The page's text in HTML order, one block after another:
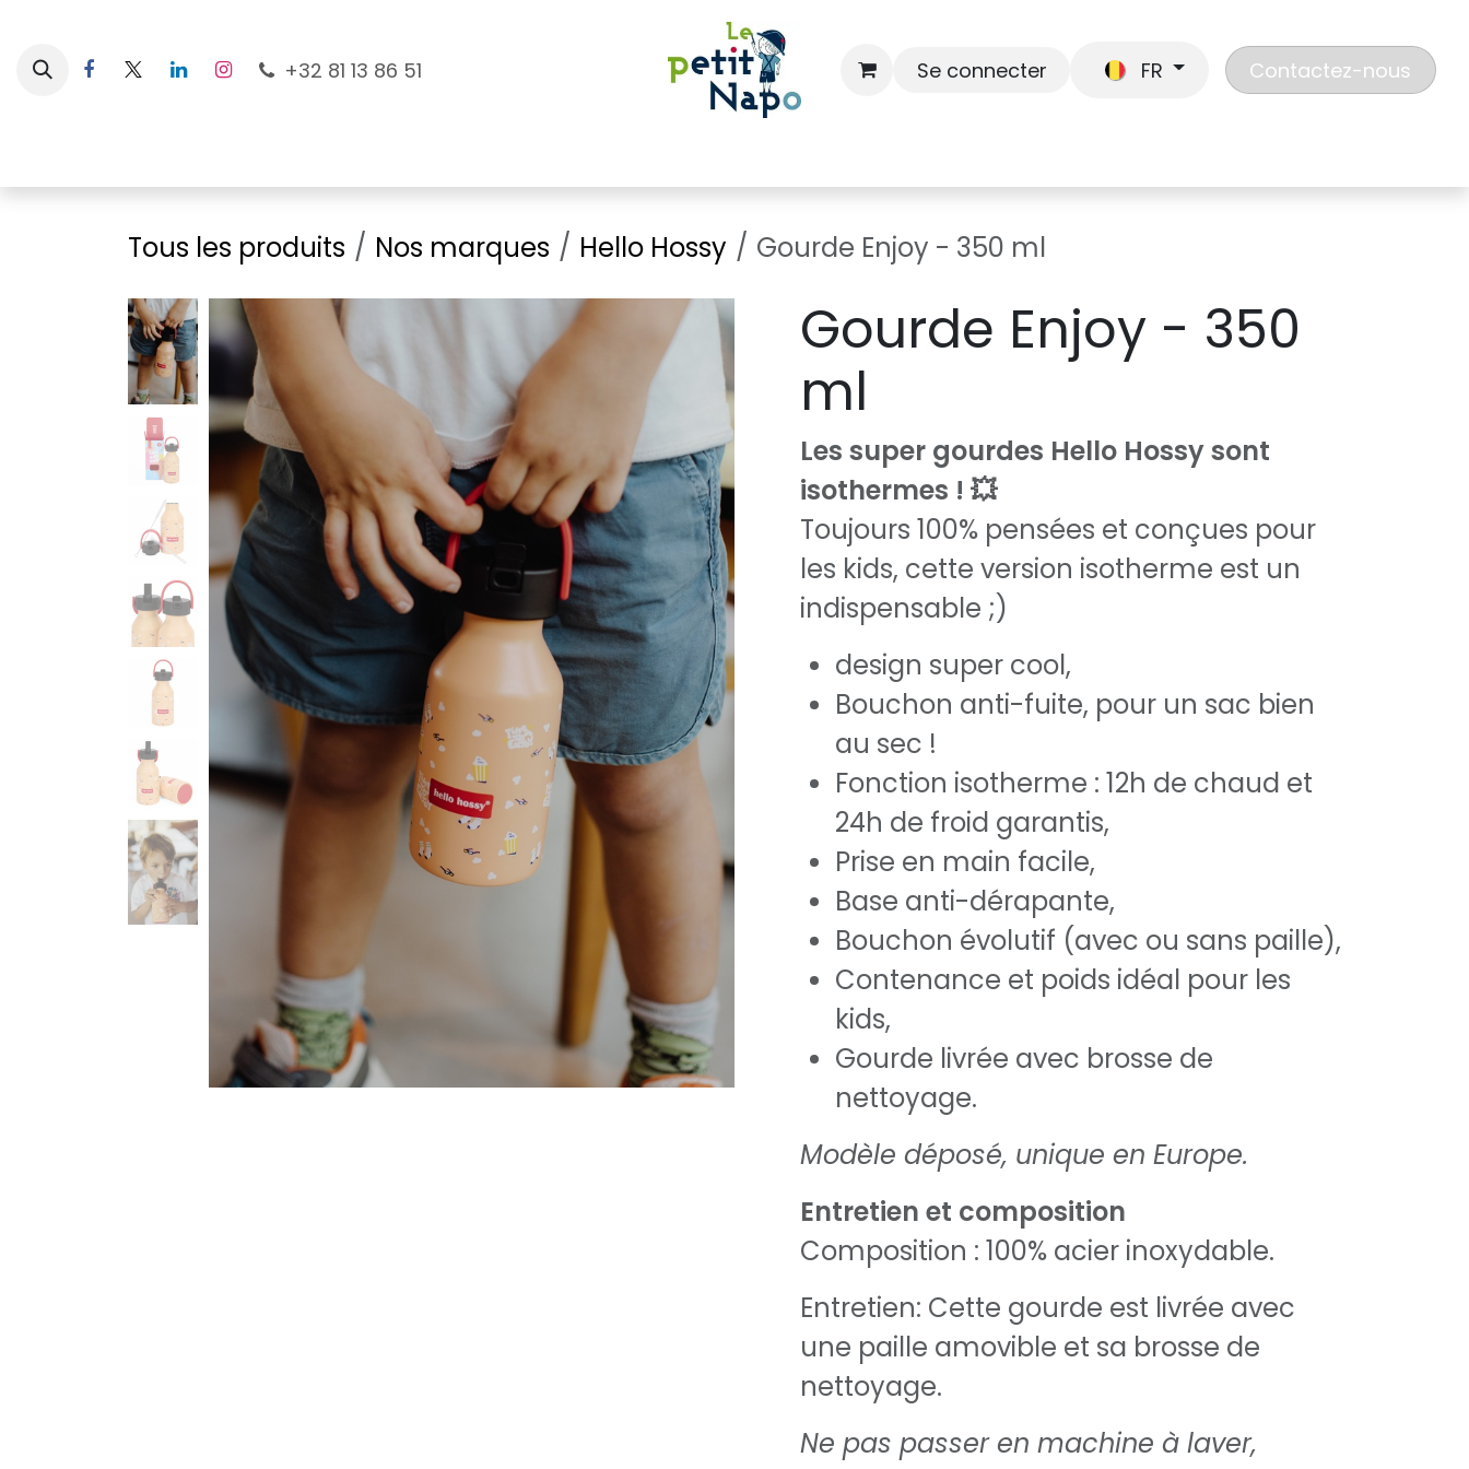
+32 81 13 86 51 Se connecter FR Contactez-nous
Tous les produits Nos marques Hello Hossy Gourde Enjoy - 350 ml
Gourde Enjoy - 350
ml
Les super gourdes Hello Hossy sont
isothermes ! 💥
Toujours 100% pensées et conçues pour
les kids, cette version isotherme est un
indispensable ;)
design super cool,
Bouchon anti-fuite, pour un sac bien
au sec !
Fonction isotherme : 12h de chaud et
24h de froid garantis,
Prise en main facile,
Base anti-dérapante,
Bouchon évolutif (avec ou sans paille),
Contenance et poids idéal pour les
kids,
Gourde livrée avec brosse de
nettoyage.
Modèle déposé, unique en Europe.
Entretien et composition
Composition : 100% acier inoxydable.
Entretien: Cette gourde est livrée avec
une paille amovible et sa brosse de
nettoyage.
Ne pas passer en machine à laver,